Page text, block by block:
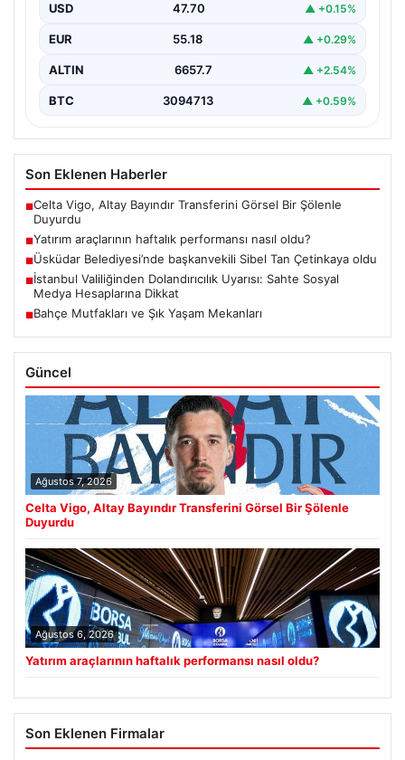
USD 47.70 ▲ +0.15%
EUR 55.18 ▲ +0.29%
ALTIN 6657.7 ▲ +2.54%
BTC 3094713 ▲ +0.59%
Son Eklenen Haberler
■Celta Vigo, Altay Bayındır Transferini Görsel Bir Şölenle
Duyurdu
■Yatırım araçlarının haftalık performansı nasıl oldu?
■Üsküdar Belediyesi’nde başkanvekili Sibel Tan Çetinkaya oldu
■İstanbul Valiliğinden Dolandırıcılık Uyarısı: Sahte Sosyal
Medya Hesaplarına Dikkat
■Bahçe Mutfakları ve Şık Yaşam Mekanları
Güncel
Ağustos 7, 2026
Celta Vigo, Altay Bayındır Transferini Görsel Bir Şölenle
Duyurdu
Ağustos 6, 2026
Yatırım araçlarının haftalık performansı nasıl oldu?
Son Eklenen Firmalar